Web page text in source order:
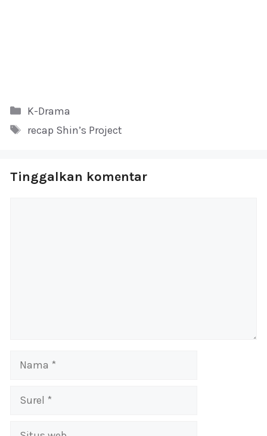
Kategori
K-Drama
Tag
recap Shin’s Project
Tinggalkan komentar
Nama
Surel
Situs